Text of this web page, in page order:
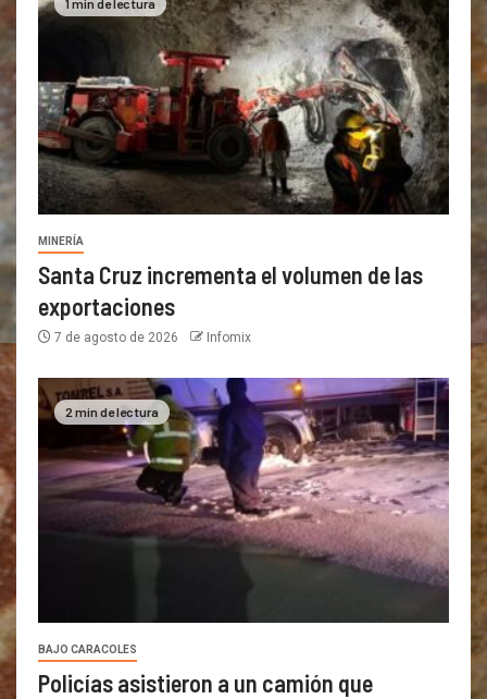
MINERÍA
Santa Cruz incrementa el volumen de las
exportaciones
7 de agosto de 2026 Infomix
2 min de lectura
BAJO CARACOLES
Policías asistieron a un camión que